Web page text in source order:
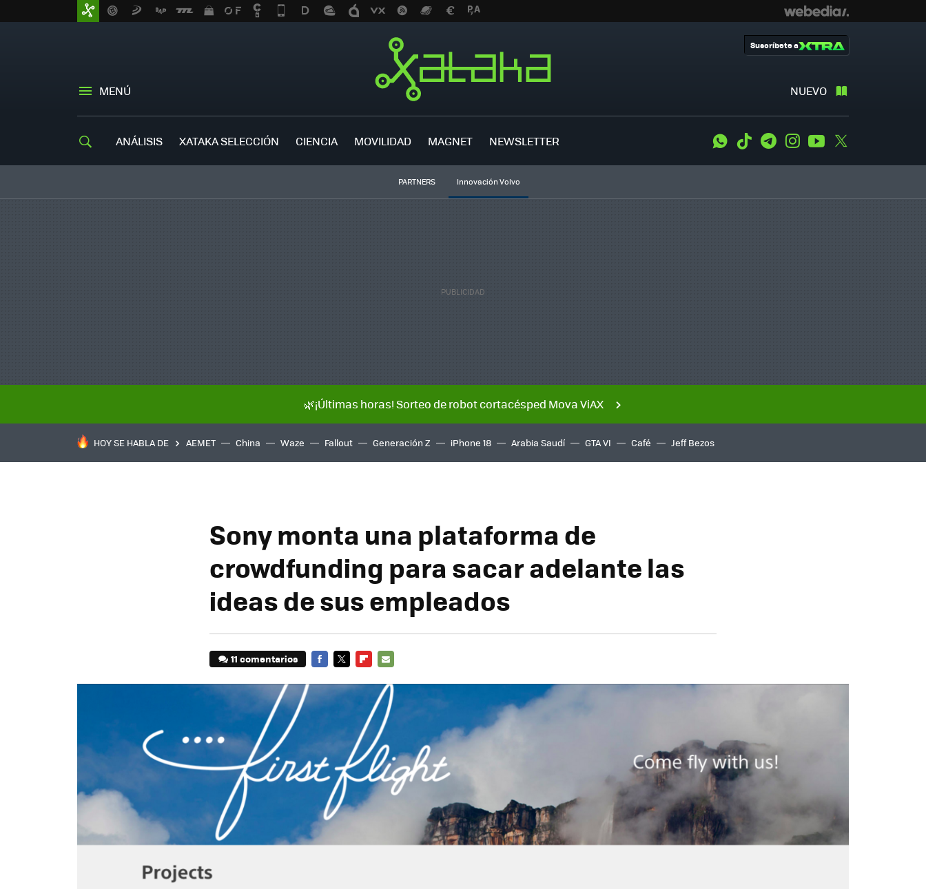
MENÚ NUEVO
Suscríbete a
ANÁLISIS XATAKA SELECCIÓN CIENCIA MOVILIDAD MAGNET NEWSLETTER WhatsApp
Tiktok TelegramInstagramYoutube
PARTNERS Innovación Volvo
🌿¡Últimas horas! Sorteo de robot cortacésped Mova ViAX
HOY SE HABLA DE AEMET China Waze Fallout Generación Z iPhone 18 Arabia Saudí GTA VI Café Jeff Bezos
Sony monta una plataforma de
crowdfunding para sacar adelante las
ideas de sus empleados
11 comentarios
MAIL